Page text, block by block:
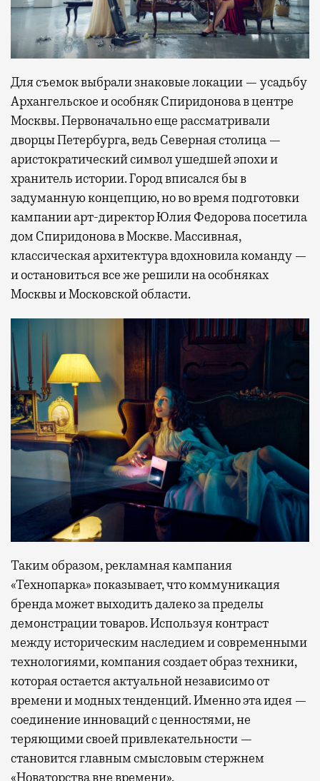
Для съемок выбрали знаковые локации — усадьбу
Архангельское и особняк Спиридонова в центре
Москвы. Первоначально еще рассматривали
дворцы Петербурга, ведь Северная столица —
аристократический символ ушедшей эпохи и
хранитель истории. Город вписался бы в
задуманную концепцию, но во время подготовки
кампании арт-директор Юлия Федорова посетила
дом Спиридонова в Москве. Массивная,
классическая архитектура вдохновила команду —
и остановиться все же решили на особняках
Москвы и Московской области.
Таким образом, рекламная кампания
«Технопарка» показывает, что коммуникация
бренда может выходить далеко за пределы
демонстрации товаров. Используя контраст
между историческим наследием и современными
технологиями, компания создает образ техники,
которая остается актуальной независимо от
времени и модных тенденций. Именно эта идея —
соединение инноваций с ценностями, не
теряющими своей привлекательности —
становится главным смысловым стержнем
«Новаторства вне времени».